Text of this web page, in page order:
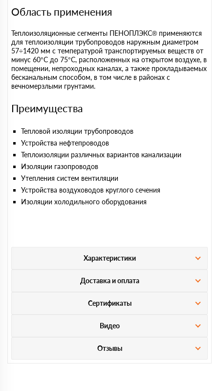
Область применения
Теплоизоляционные сегменты ПЕНОПЛЭКС® применяются
для теплоизоляции трубопроводов наружным диаметром
57÷1420 мм с температурой транспортируемых веществ от
минус 60°С до 75°С, расположенных на открытом воздухе, в
помещении, непроходных каналах, а также прокладываемых
бесканальным способом, в том числе в районах с
вечномерзлыми грунтами.
Преимущества
Тепловой изоляции трубопроводов
Устройства нефтепроводов
Теплоизоляции различных вариантов канализации
Изоляции газопроводов
Утепления систем вентиляции
Устройства воздуховодов круглого сечения
Изоляции холодильного оборудования
Характеристики
Доставка и оплата
Сертификаты
Видео
Отзывы